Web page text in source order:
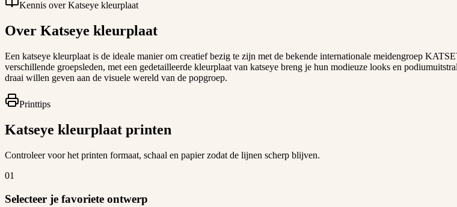
Kennis over Katseye kleurplaat
Over Katseye kleurplaat
Een katseye kleurplaat is de ideale manier om creatief bezig te zijn met de bekende internationale meidengroep
verschillende groepsleden, met een gedetailleerde kleurplaat van katseye breng je hun modieuze looks en
draai willen geven aan de visuele wereld van de popgroep.
Printtips
Katseye kleurplaat printen
Controleer voor het printen formaat, schaal en papier zodat de lijnen scherp blijven.
01
Selecteer je favoriete ontwerp